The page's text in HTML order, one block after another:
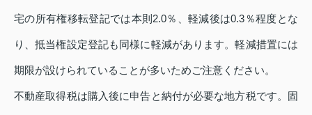
宅の所有権移転登記では本則2.0％、軽減後は0.3％程度とな
り、抵当権設定登記も同様に軽減があります。軽減措置には
期限が設けられていることが多いためご注意ください。
不動産取得税は購入後に申告と納付が必要な地方税です。固